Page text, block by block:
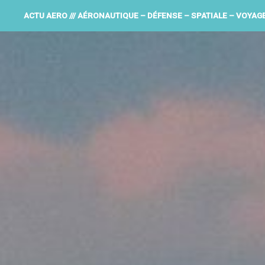
ACTU AERO /// AÉRONAUTIQUE – DÉFENSE – SPATIALE –